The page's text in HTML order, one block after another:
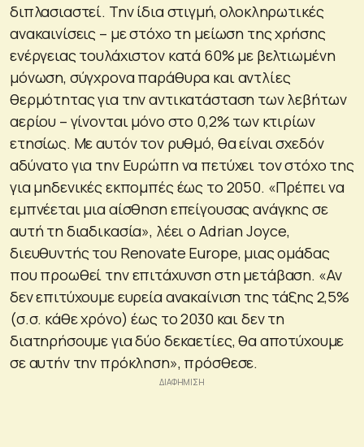
διπλασιαστεί. Την ίδια στιγμή, ολοκληρωτικές
ανακαινίσεις – με στόχο τη μείωση της χρήσης
ενέργειας τουλάχιστον κατά 60% με βελτιωμένη
μόνωση, σύγχρονα παράθυρα και αντλίες
θερμότητας για την αντικατάσταση των λεβήτων
αερίου – γίνονται μόνο στο 0,2% των κτιρίων
ετησίως. Με αυτόν τον ρυθμό, θα είναι σχεδόν
αδύνατο για την Ευρώπη να πετύχει τον στόχο της
για μηδενικές εκπομπές έως το 2050. «Πρέπει να
εμπνέεται μια αίσθηση επείγουσας ανάγκης σε
αυτή τη διαδικασία», λέει ο Adrian Joyce,
διευθυντής του Renovate Europe, μιας ομάδας
που προωθεί την επιτάχυνση στη μετάβαση. «Αν
δεν επιτύχουμε ευρεία ανακαίνιση της τάξης 2,5%
(σ.σ. κάθε χρόνο) έως το 2030 και δεν τη
διατηρήσουμε για δύο δεκαετίες, θα αποτύχουμε
σε αυτήν την πρόκληση», πρόσθεσε.